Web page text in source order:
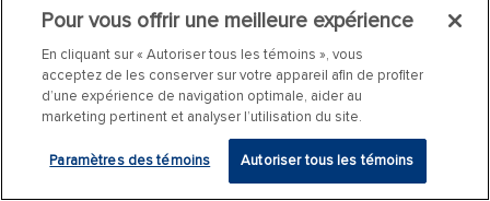
Pour vous offrir une meilleure expérience
En cliquant sur « Autoriser tous les témoins », vous
acceptez de les conserver sur votre appareil afin de profiter
d’une expérience de navigation optimale, aider au
marketing pertinent et analyser l’utilisation du site.
Paramètres des témoins Autoriser tous les témoins